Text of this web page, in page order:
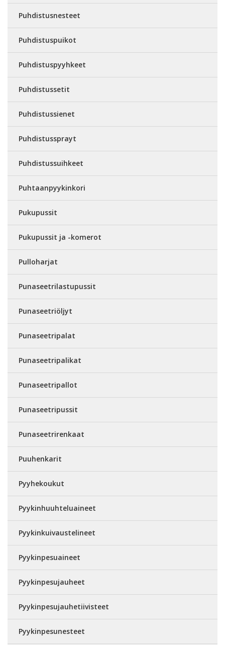
Puhdistusnesteet
Puhdistuspuikot
Puhdistuspyyhkeet
Puhdistussetit
Puhdistussienet
Puhdistussprayt
Puhdistussuihkeet
Puhtaanpyykinkori
Pukupussit
Pukupussit ja -komerot
Pulloharjat
Punaseetrilastupussit
Punaseetriöljyt
Punaseetripalat
Punaseetripalikat
Punaseetripallot
Punaseetripussit
Punaseetrirenkaat
Puuhenkarit
Pyyhekoukut
Pyykinhuuhteluaineet
Pyykinkuivaustelineet
Pyykinpesuaineet
Pyykinpesujauheet
Pyykinpesujauhetiivisteet
Pyykinpesunesteet